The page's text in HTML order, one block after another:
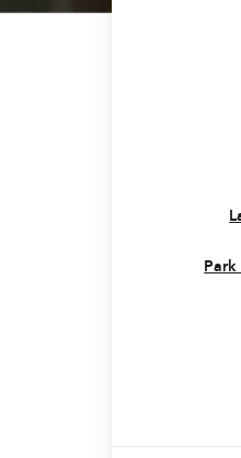
Opens In
Opens In New Window